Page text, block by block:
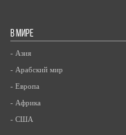
В МИРЕ
- Азия
- Арабский мир
- Европа
- Африка
- США